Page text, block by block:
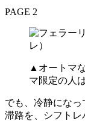
PAGE 2
▲オートマ
マ限定の人
でも、冷静にな
滞路を、シフト